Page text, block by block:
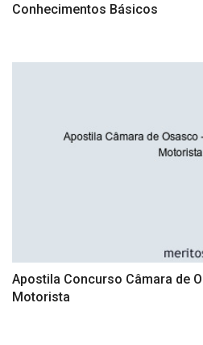
Conhecimentos Básicos
Apostila Concurso Câmara de
Motorista